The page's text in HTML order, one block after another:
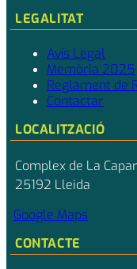
LEGALITAT
Avís Legal
Memòria 2025
Reglament de
Contactar
LOCALITZACIÓ
Complex de La
25192 Lleida
Google Maps
CONTACTE